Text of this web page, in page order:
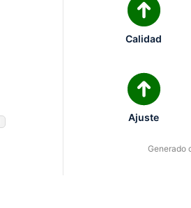
Calidad
Ajuste
Generado